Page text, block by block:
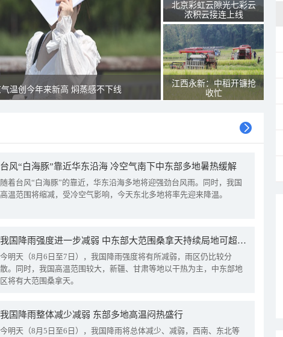
温创今年来新高 焖蒸感不下线
北京彩虹云隙光七彩云
浓积云接连上线
江西永新：中稻开镰抢
收忙
台风“白海豚”靠近华东沿海 冷空气南下中东部多地暑热缓解
随着台风“白海豚”的靠近，华东沿海多地将迎强劲台风雨。同时，我国
高温范围将缩减，受冷空气影响，今天东北多地将率先迎来降温。
我国降雨强度进一步减弱 中东部大范围桑拿天持续局地可超38℃
今明天（8月6日至7日），我国降雨强度将有所减弱，雨区仍比较分
散。同时，我国高温范围较大，新疆、甘肃等地以干热为主，中东部地
区将有大范围桑拿天。
我国降雨整体减少减弱 东部多地高温闷热盛行
今明天（8月5日至6日），我国降雨将总体减少、减弱，西南、东北等